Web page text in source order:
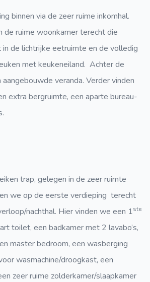
binnen via de zeer ruime inkomhal.
de ruime woonkamer terecht die
de lichtrijke eetruimte en de volledig
met keukeneiland. Achter de
veranda. Verder vinden
extra bergruimte, een aparte bureau-
trap, gelegen in de zeer ruimte
we op de eerste verdieping terecht
nachthal. Hier vinden we een 1ste
toilet, een badkamer met 2 lavabo’s,
master bedroom, een wasberging
wasmachine/droogkast, een
zeer ruime zolderkamer/slaapkamer